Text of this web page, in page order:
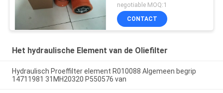
negotiable MOQ:1
CONTACT
Het hydraulische Element van de Oliefilter
Hydraulisch Proeffilter element R010088 Algemeen begrip
14711981 31MH20320 P550576 van